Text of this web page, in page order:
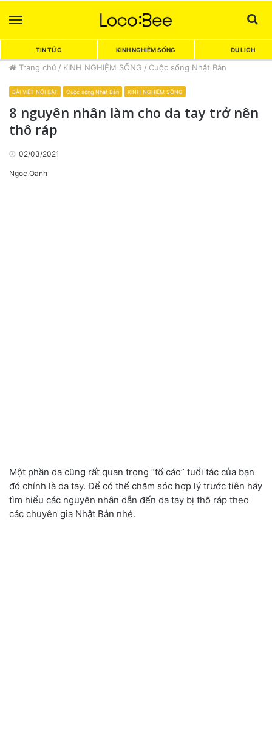
TIN TỨC KINH NGHIỆM SỐNG DU LỊCH
Trang chủ / KINH NGHIỆM SỐNG / Cuộc sống Nhật Bản
BÀI VIẾT NỔI BẬT Cuộc sống Nhật Bản KINH NGHIỆM SỐNG
8 nguyên nhân làm cho da tay trở nên
thô ráp
02/03/2021
Ngọc Oanh
Một phần da cũng rất quan trọng “tố cáo” tuổi tác của bạn
đó chính là da tay. Để có thể chăm sóc hợp lý trước tiên hãy
tìm hiểu các nguyên nhân dẫn đến da tay bị thô ráp theo
các chuyên gia Nhật Bản nhé.